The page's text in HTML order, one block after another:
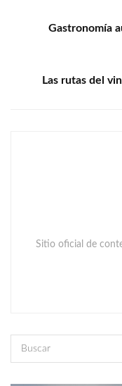
Gastronomía
Las rutas del
Sitio oficial de